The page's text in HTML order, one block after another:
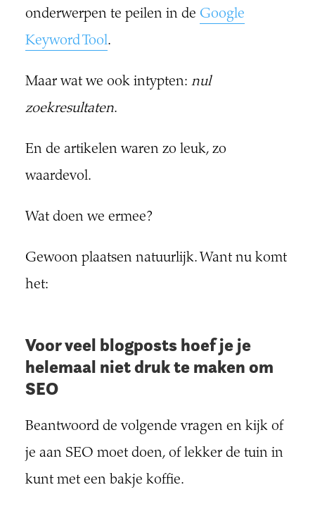
onderwerpen te peilen in de Google
Keyword Tool.
Maar wat we ook intypten: nul
zoekresultaten.
En de artikelen waren zo leuk, zo
waardevol.
Wat doen we ermee?
Gewoon plaatsen natuurlijk. Want nu komt
het:
Voor veel blogposts hoef je je
helemaal niet druk te maken om
SEO
Beantwoord de volgende vragen en kijk of
je aan SEO moet doen, of lekker de tuin in
kunt met een bakje koffie.